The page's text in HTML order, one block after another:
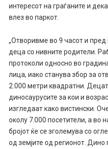
интересот на граѓаните и
влез во паркот.
„Отворивме во 9 часот и
деца со нивните родители.
протоколи односно во
лица, иако станува збор за
2.000 метри квадратни.
диносаурусите за кои и
изгледаат како вистински.
околу 7.000 посетители, а во
бројот ќе се зголемува со
од земјите од регионот. Дино